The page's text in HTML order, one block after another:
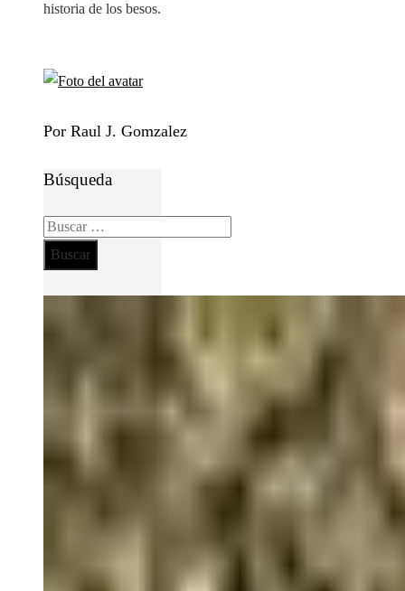
historia de los besos.
Por Raul J. Gomzalez
Búsqueda
Buscar: